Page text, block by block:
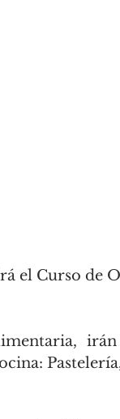
el Curso de
irán